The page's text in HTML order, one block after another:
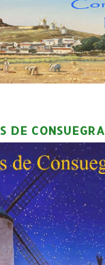
DE CONSUEGRA